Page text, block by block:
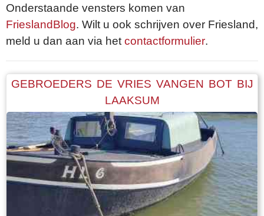
Onderstaande vensters komen van
FrieslandBlog. Wilt u ook schrijven over Friesland,
meld u dan aan via het contactformulier.
GEBROEDERS DE VRIES VANGEN BOT BIJ
LAAKSUM